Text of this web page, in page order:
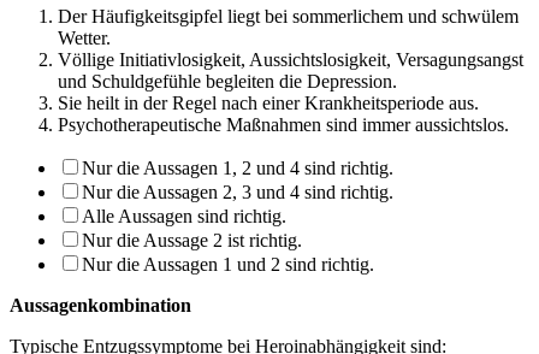
Der Häufigkeitsgipfel liegt bei sommerlichem und schwülem
Wetter.
Völlige Initiativlosigkeit, Aussichtslosigkeit, Versagungsangst
und Schuldgefühle be­gleiten die Depression.
Sie heilt in der Regel nach einer Krankheitsperiode aus.
Psychotherapeutische Maßnahmen sind immer aussichtslos.
Nur die Aussagen 1, 2 und 4 sind richtig.
Nur die Aussagen 2, 3 und 4 sind richtig.
Alle Aussagen sind richtig.
Nur die Aussage 2 ist richtig.
Nur die Aussagen 1 und 2 sind richtig.
Aussagenkombination
Typische Entzugssymptome bei Heroinabhängigkeit sind: